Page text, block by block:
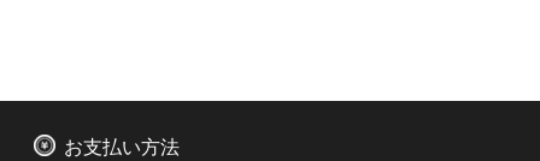
お支払い方法